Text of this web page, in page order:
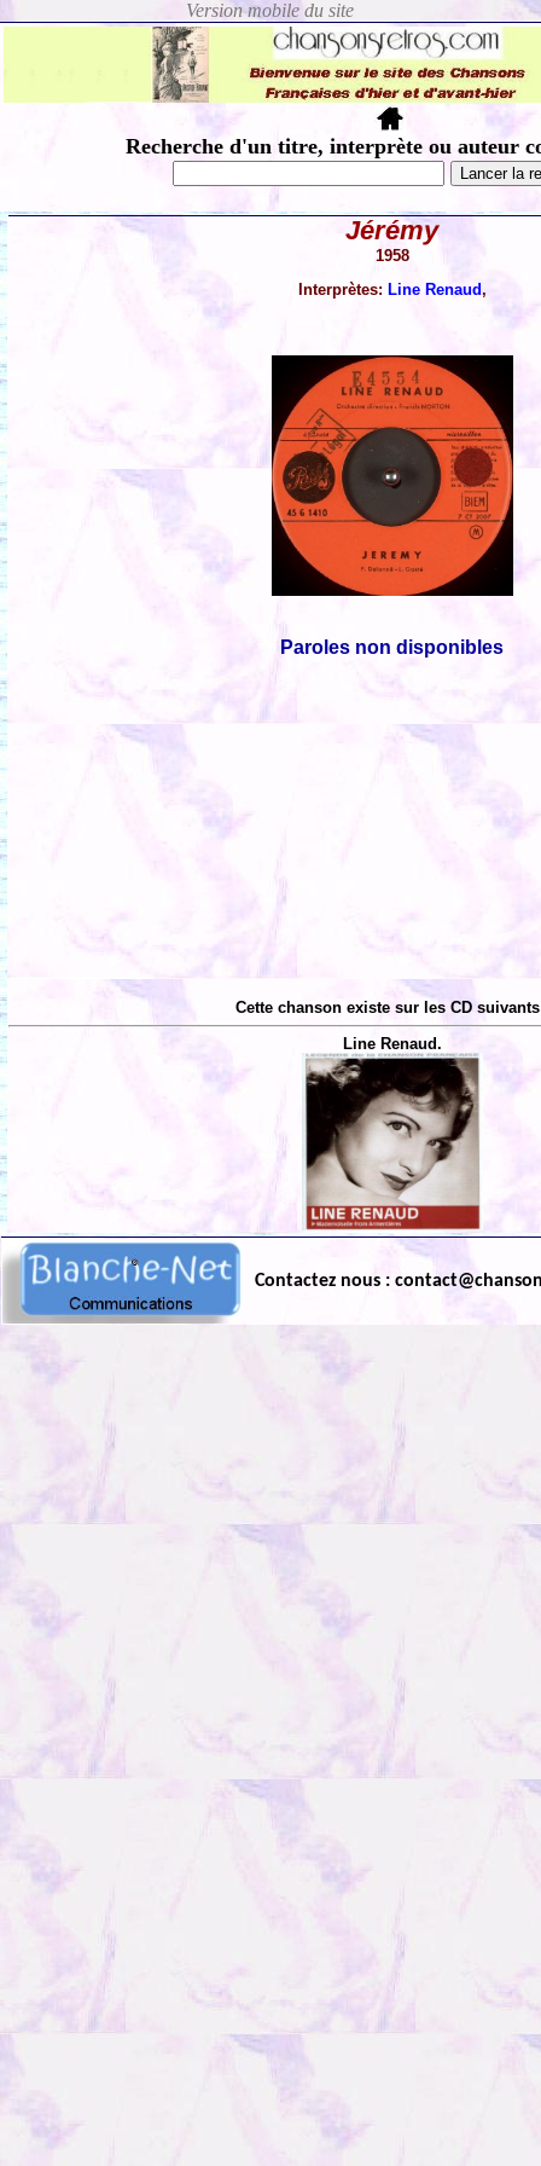
Recherche d'un titre, interprète ou auteur
Jérémy
1958
Interprètes: Line Renaud,
Paroles non disponibles
Cette chanson existe sur les CD
Line Renaud.
Contactez nous :